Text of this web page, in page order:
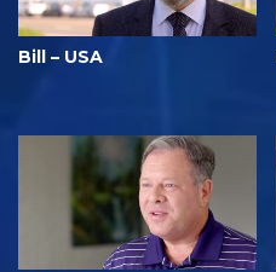
Bill – USA